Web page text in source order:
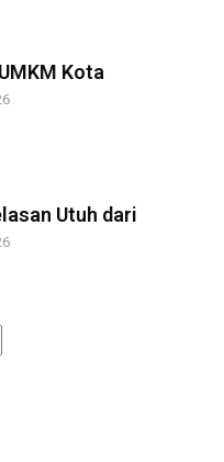
Kota
Utuh dari